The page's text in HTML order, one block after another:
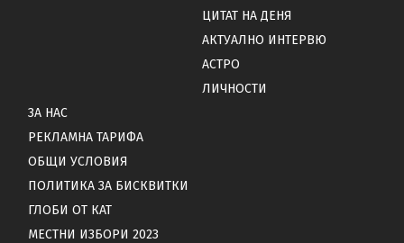
ЦИТАТ НА ДЕНЯ
АКТУАЛНО ИНТЕРВЮ
АСТРО
ЛИЧНОСТИ
ЗА НАС
РЕКЛАМНА ТАРИФА
ОБЩИ УСЛОВИЯ
ПОЛИТИКА ЗА БИСКВИТКИ
ГЛОБИ ОТ КАТ
МЕСТНИ ИЗБОРИ 2023